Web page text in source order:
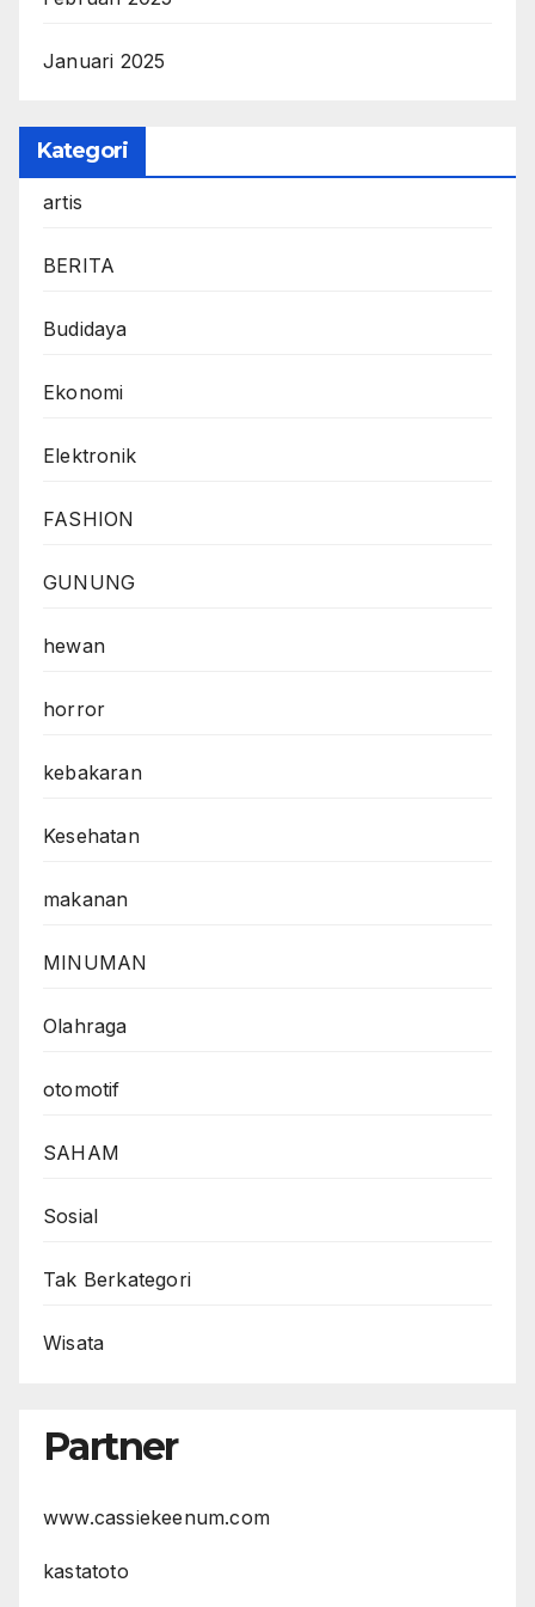
Januari 2025
Kategori
artis
BERITA
Budidaya
Ekonomi
Elektronik
FASHION
GUNUNG
hewan
horror
kebakaran
Kesehatan
makanan
MINUMAN
Olahraga
otomotif
SAHAM
Sosial
Tak Berkategori
Wisata
Partner
www.cassiekeenum.com
kastatoto